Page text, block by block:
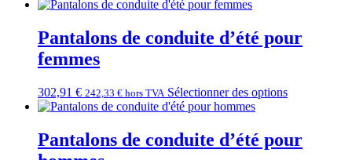
Pantalons de conduite d’été pour
femmes
302,91 € 242,33 € hors TVA Sélectionner des options
Pantalons de conduite d’été pour